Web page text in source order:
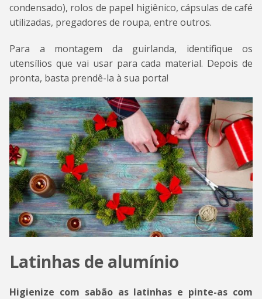
condensado), rolos de papel higiênico, cápsulas de café
utilizadas, pregadores de roupa, entre outros.
Para a montagem da guirlanda, identifique os
utensílios que vai usar para cada material. Depois de
pronta, basta prendê-la à sua porta!
Latinhas de alumínio
Higienize com sabão as latinhas e pinte-as com